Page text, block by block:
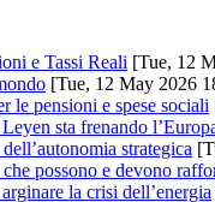
e Tassi Reali [Tue, 12
[Tue, 12 May 2026
le pensioni e spese sociali
sta frenando
strategica
possono e devono
la crisi dell’energia